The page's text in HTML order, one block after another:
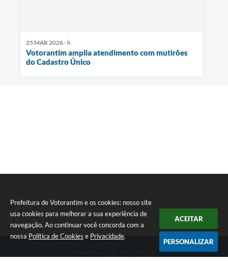
Prefeitura de Votorantim e os cookies: nosso site
usa cookies para melhorar a sua experiência de
navegação. Ao continuar você concorda com a
nossa Política de Cookies e Privacidade.
ACEITAR
PERSONALIZAR
25 MAR 2026 - h
Votorantim amplia atendimento com mutirões
do Cadastro Único